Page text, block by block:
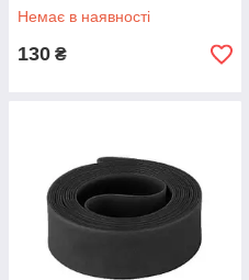
Немає в наявності
130 ₴